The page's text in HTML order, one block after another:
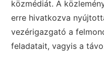
közmédiát. A
erre hivatkozva
vezérigazgató a
feladatait, vagyis a